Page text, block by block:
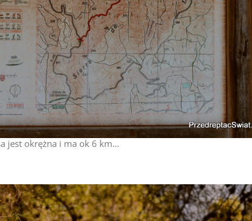
jest okrężna i ma ok 6 km…